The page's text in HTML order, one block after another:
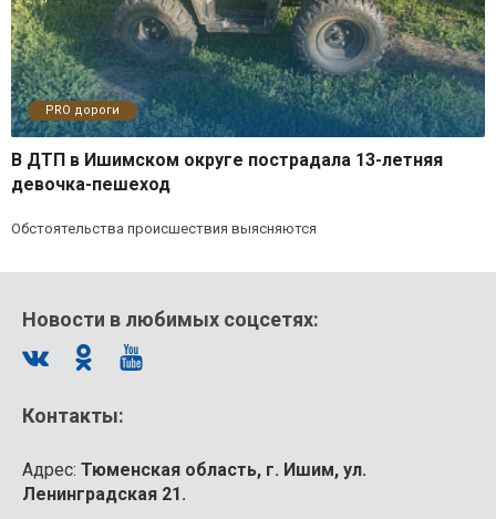
PRO дороги
В ДТП в Ишимском округе пострадала 13-летняя
девочка-пешеход
Обстоятельства происшествия выясняются
Новости в любимых соцсетях:
Контакты:
Адрес: Тюменская область, г. Ишим, ул.
Ленинградская 21.